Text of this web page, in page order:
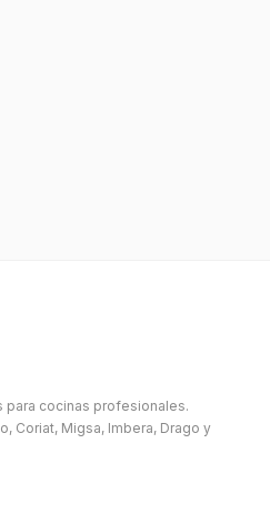
para cocinas profesionales.
Coriat, Migsa, Imbera, Drago y